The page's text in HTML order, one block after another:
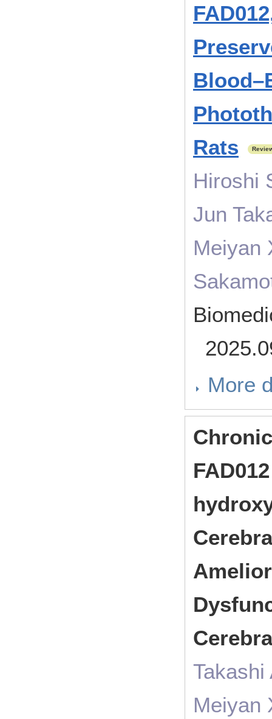
Rats
Hiroshi
Jun
Meiyan
More
Meiyan